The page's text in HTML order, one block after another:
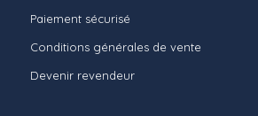
Paiement sécurisé
Conditions générales de vente
Devenir revendeur